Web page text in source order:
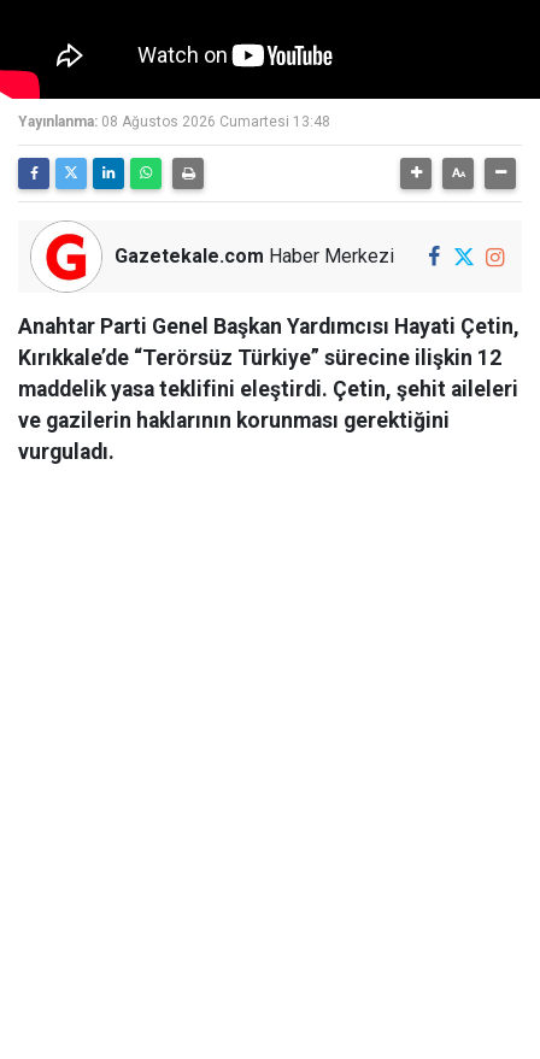
Yayınlanma: 08 Ağustos 2026 Cumartesi 13:48
Gazetekale.com Haber Merkezi
Anahtar Parti Genel Başkan Yardımcısı Hayati Çetin,
Kırıkkale’de “Terörsüz Türkiye” sürecine ilişkin 12
maddelik yasa teklifini eleştirdi. Çetin, şehit aileleri
ve gazilerin haklarının korunması gerektiğini
vurguladı.